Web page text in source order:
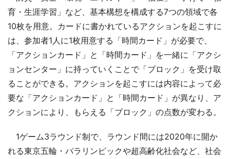
育・生涯学習」など、基本構想を構成する7つの領域で各
10枚を用意。カードに書かれているアクションを起こすに
は、参加者1人に1枚用意する「時間カード」が必要で、
「アクションカード」と「時間カード」を一緒に「アクシ
ョンセンター」に持っていくことで「ブロック」を受け取
ることができる。アクションを起こすには内容によって必
要な「アクションカード」と「時間カード」が異なり、ア
クションにより、もらえる「ブロック」の点数が変わる。
1ゲーム3ラウンド制で、ラウンド間には2020年に開か
れる東京五輪・パラリンピックや超高齢化社会など、社会